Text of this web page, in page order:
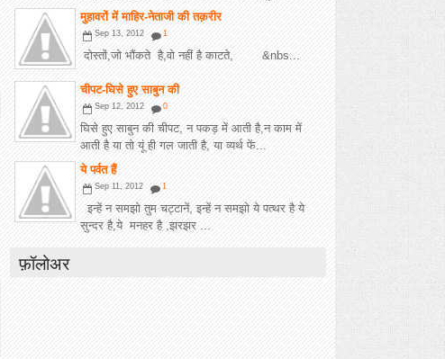
मुहावरों में माहिर-नेताजी की तक़रीर
Sep 13, 2012 1
दोस्तों,जो भौंकते है,वो नहीं है काटते, &nbs...
चीपट-घिसे हुए साबुन की
Sep 12, 2012 0
घिसे हुए साबुन की चीपट, न पकड़ में आती है,न काम में
आती है या तो यूं ही गल जाती है, या व्यर्थ फें...
ये पर्वत हैं
Sep 11, 2012 1
इन्हें न समझो तुम चट्टानें, इन्हें न समझो ये पत्थर है ये
सुन्दर है,ये मनहर है ,झरझर ...
फ़ॉलोअर